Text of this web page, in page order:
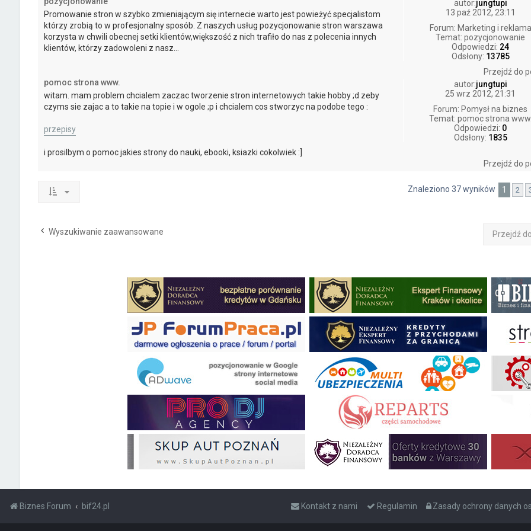
autor:jungtupi
13 paź 2012, 23:11
Forum: Marketing i reklama
Temat:pozycjonowanie
Odpowiedzi: 24
Odsłony: 13785
Promowanie stron w szybko zmieniającym się internecie warto jest powieżyć specjalistom
którzy zrobią to w profesjonalny sposób. Z naszych usług pozycjonowanie stron warszawa
korzysta w chwili obecnej setki klientów,większość z nich trafiło do nas z polecenia innych
klientów, którzy zadowoleni z nasz...
Przejdź do
autor:jungtupi
25 wrz 2012, 21:31
Forum: Pomysł na biznes
Temat: pomoc strona www.
Odpowiedzi: 0
Odsłony: 1835
pomoc strona www.
witam. mam problem chcialem zaczac tworzenie stron internetowych takie hobby ;d zeby
czyms sie zajac a to takie na topie i w ogole ;p i chcialem cos stworzyc na podobe tego :
przepisy
i prosilbym o pomoc jakies strony do nauki, ebooki, ksiazki cokolwiek :]
Przejdź do
Znaleziono 37 wyników 1 2
Wyszukiwanie zaawansowane Przejdź do
Biznes Forum bif24.pl Zasady ochrony danych
Regulamin
Kontakt z nami